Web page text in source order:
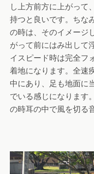
し上方前方に上がって
持つと良いです。ちな
の時は、そのイメージ
がって前にはみ出して
イスピード時は完全フ
着地になります。全速
中にあり、足も地面に
でいる感じになります
の時耳の中で風を切る